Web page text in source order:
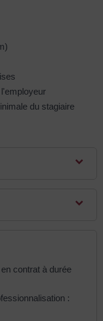
du stagiaire
contrat à durée
: